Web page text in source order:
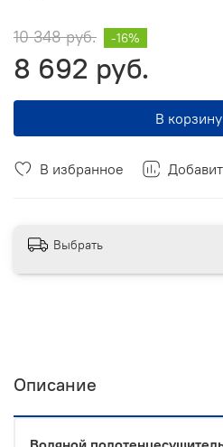
В избранное
10 348 руб.
8 692 руб.
-16%
В корзину
Выбрать
Описание